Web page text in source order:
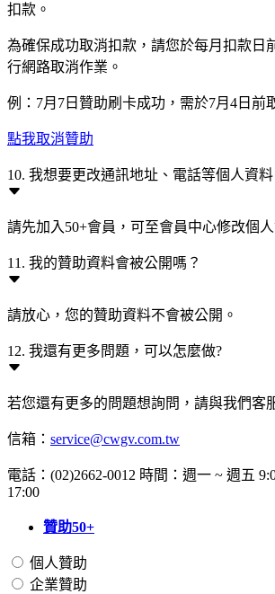
扣款。
為確保成功取消扣款，請您於每月扣款日
行網路取消作業。
例：7月7日贊助刷卡成功，需於7月4日前
點我取消贊助
10. 我想要更改通訊地址、電話等個人資料
請先加入50+會員，可至會員中心修改個人
11. 我的贊助資料會被公開嗎？
請放心，您的贊助資料不會被公開。
12. 我還有更多問題，可以怎麼做?
若您還有更多的問題想詢問，請與我們客
信箱： service@cwgv.com.tw
電話：(02)2662-0012 時間：週一 ~ 週五
17:00
贊助50+
個人贊助
企業贊助